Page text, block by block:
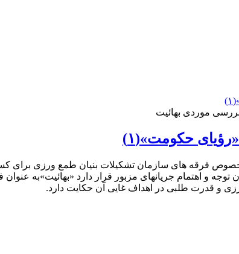
موردی بهائیت
حکومت»(۱)
خصوص فرقه های سازمان تشکیلات بنیان طمع ورزی برای
و اهتمام جریانهای مزبور قرار دارد «بهائیت»به
و قدرت طلبی در اهداف غایی آن حکایت دارد.